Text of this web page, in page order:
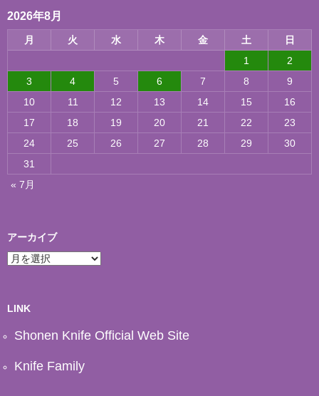
2026年8月
月 火 水 木 金 土
日
1
2
3
4 5 6 7 8
9
10
11 12 13 14 15
16
17
18 19 20 21 22
23
24
25 26 27 28 29
30
31
« 7月
アーカイブ
ア
ブ
LINK
Shonen Knife Official Web Site
Knife Family